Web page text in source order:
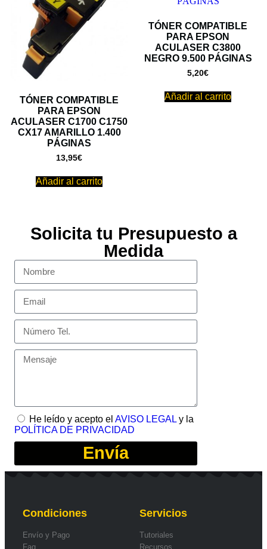
TÓNER COMPATIBLE
PARA EPSON
ACULASER C1700 C1750
CX17 AMARILLO 1.400
PÁGINAS
13,95€
Añadir al carrito
TÓNER COMPATIBLE
PARA EPSON
ACULASER C3800
NEGRO 9.500 PÁGINAS
5,20€
Añadir al carrito
Solicita tu Presupuesto a
Medida
He leído y acepto el AVISO LEGAL y la
POLÍTICA DE PRIVACIDAD
Envía
Condiciones
Envío y Pago
Faq
Servicios
Tutoriales
Recursos